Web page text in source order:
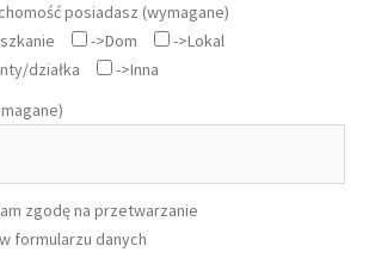
posiadasz (wymagane)
->Dom
->Lokal
działka
->Inna
zgodę na przetwarzanie
formularzu danych